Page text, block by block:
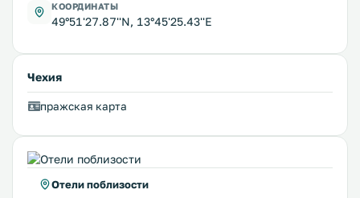
КООРДИНАТЫ
49°51'27.87''N, 13°45'25.43''E
Чехия
пражская карта
Отели поблизости